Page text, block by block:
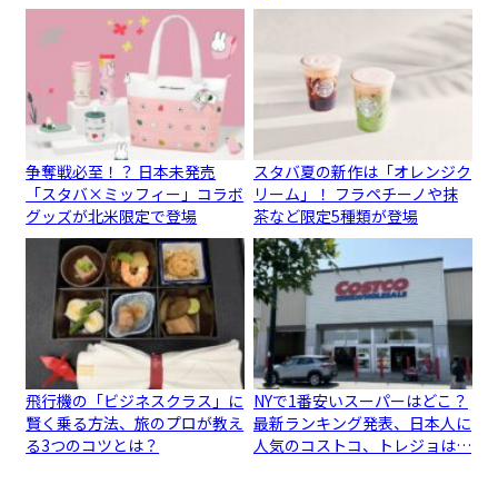
争奪戦必至！？ 日本未発売
「スタバ×ミッフィー」コラボ
グッズが北米限定で登場
スタバ夏の新作は「オレンジク
リーム」！ フラペチーノや抹
茶など限定5種類が登場
飛行機の「ビジネスクラス」に
賢く乗る方法、旅のプロが教え
る3つのコツとは？
NYで1番安いスーパーはどこ？
最新ランキング発表、日本人に
人気のコストコ、トレジョは…